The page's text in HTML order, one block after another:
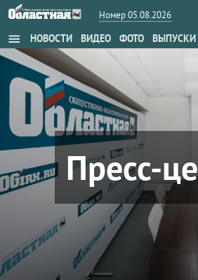
Номер 05.08.2026
menu НОВОСТИ ВИДЕО ФОТО ВЫПУСКИ
Пресс-